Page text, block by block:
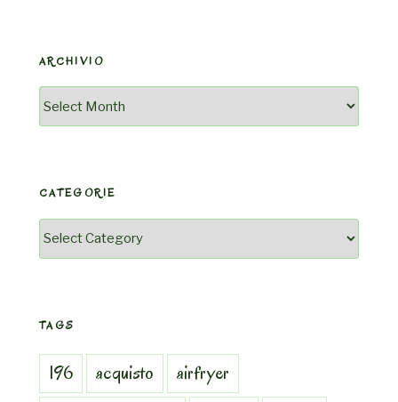
ARCHIVIO
Archivio
CATEGORIE
Categorie
TAGS
196 acquisto
airfryer